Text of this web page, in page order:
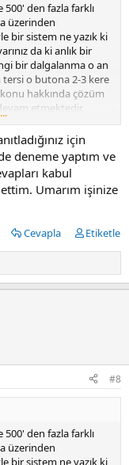
den fazla farklı
üzerinden
bir sistem ne yazık ki
da ki anlık bir
bir dalgalanma o an
tersi o butona 2-3 kere
hakkında çözüm
etmektedir.
ayarlandı, farklı
için
deneme yaptım ve
kabul
Umarım işinize
Cevapla Etiketle
#8
den fazla farklı
üzerinden
bir sistem ne yazık ki